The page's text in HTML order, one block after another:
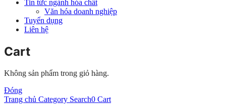
Tin tức ngành hóa chất
Văn hóa doanh nghiệp
Tuyển dụng
Liên hệ
Cart
Không sản phẩm trong giỏ hàng.
Đóng
Trang chủ Category Search0 Cart